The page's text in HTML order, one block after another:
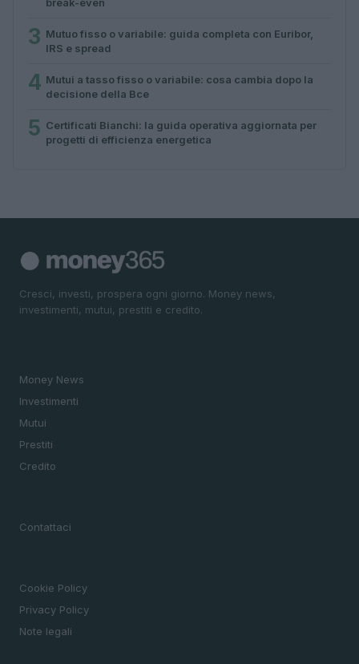
3 Mutuo fisso o variabile: guida completa con Euribor,
IRS e spread
4 Mutui a tasso fisso o variabile: cosa cambia dopo la
decisione della Bce
5 Certificati Bianchi: la guida operativa aggiornata per
progetti di efficienza energetica
Cresci, investi, prospera ogni giorno. Money news,
investimenti, mutui, prestiti e credito.
Money News
Investimenti
Mutui
Prestiti
Credito
Contattaci
Cookie Policy
Privacy Policy
Note legali